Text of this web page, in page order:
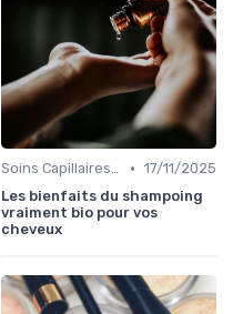
Soins Capillaires Bio • 17/11/2025
Les bienfaits du shampoing
vraiment bio pour vos
cheveux